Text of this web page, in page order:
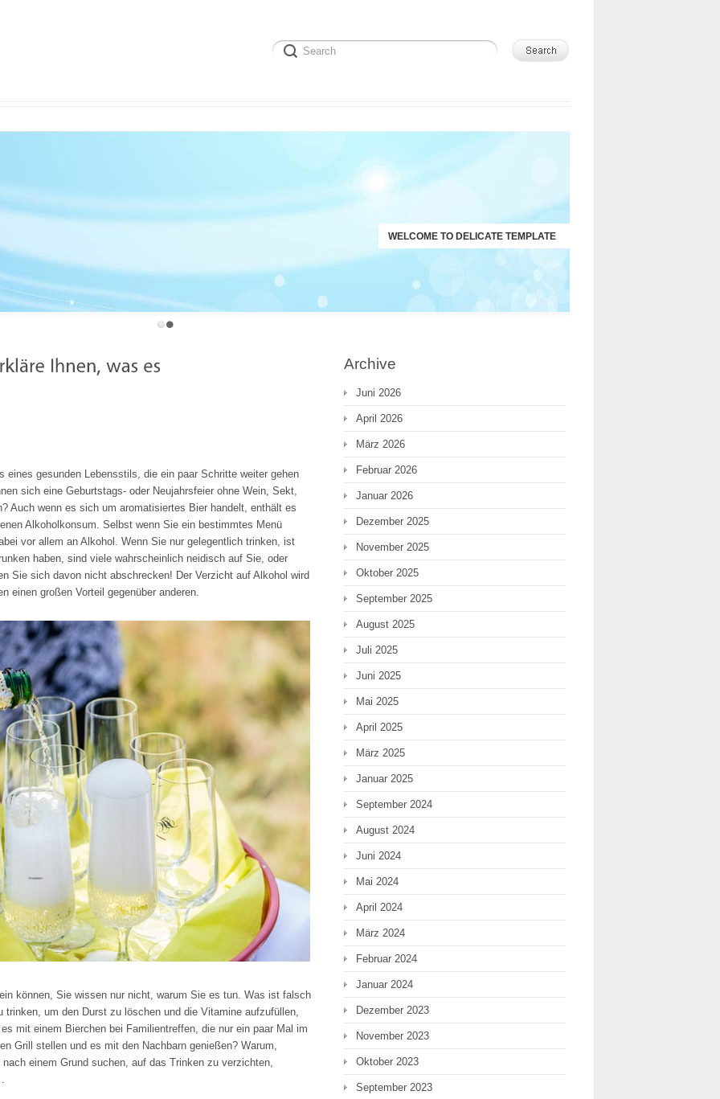
WELCOME TO DELICATE TEMPLATE
gesunden Lebensstils, die ein paar Schritte weiter gehen
sich eine Geburtstags- oder Neujahrsfeier ohne Wein, Sekt,
Auch wenn es sich um aromatisiertes Bier handelt, enthält es
Alkoholkonsum. Selbst wenn Sie ein bestimmtes Menü
vor allem an Alkohol. Wenn Sie nur gelegentlich trinken, ist
haben, sind viele wahrscheinlich neidisch auf Sie, oder
Sie sich davon nicht abschrecken! Der Verzicht auf Alkohol wird
einen großen Vorteil gegenüber anderen.
können, Sie wissen nur nicht, warum Sie es tun. Was ist falsch
trinken, um den Durst zu löschen und die Vitamine aufzufüllen,
mit einem Bierchen bei Familientreffen, die nur ein paar Mal im
Grill stellen und es mit den Nachbarn genießen? Warum,
einem Grund suchen, auf das Trinken zu verzichten,
Archive
Juni 2026
April 2026
März 2026
Februar 2026
Januar 2026
Dezember 2025
November 2025
Oktober 2025
September 2025
August 2025
Juli 2025
Juni 2025
Mai 2025
April 2025
März 2025
Januar 2025
September 2024
August 2024
Juni 2024
Mai 2024
April 2024
März 2024
Februar 2024
Januar 2024
Dezember 2023
November 2023
Oktober 2023
September 2023